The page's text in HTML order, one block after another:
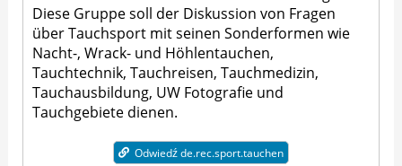
Diese Gruppe soll der Diskussion von Fragen
über Tauchsport mit seinen Sonderformen wie
Nacht-, Wrack- und Höhlentauchen,
Tauchtechnik, Tauchreisen, Tauchmedizin,
Tauchausbildung, UW Fotografie und
Tauchgebiete dienen.
Odwiedź de.rec.sport.tauchen